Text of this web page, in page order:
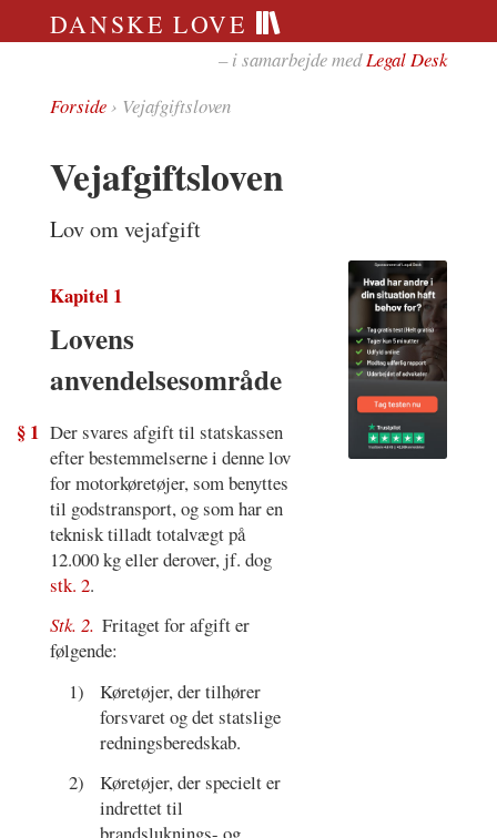
DANSKE LOVE
– i samarbejde medLegal Desk
Forside› Vejafgiftsloven
Vejafgiftsloven
Lov om vejafgift
Kapitel 1
Lovens
anvendelsesområde
§ 1 Der svares afgift til statskassen
efter bestemmelserne i denne lov
for motorkøretøjer, som benyttes
til godstransport, og som har en
teknisk tilladt totalvægt på
12.000 kg eller derover, jf. dog
stk. 2.
Stk. 2. Fritaget for afgift er
følgende:
1)
Køretøjer, der tilhører
forsvaret og det statslige
redningsberedskab.
2)
Køretøjer, der specielt er
indrettet til